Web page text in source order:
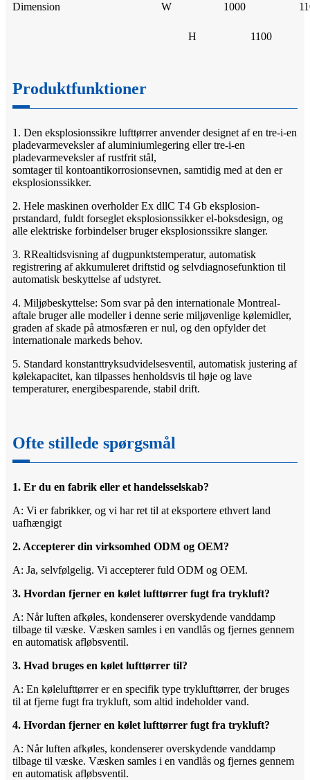
Dimension W 1000
H 1100
Produktfunktioner
1. Den eksplosionssikre lufttørrer anvender designet af en tre-i-en
pladevarmeveksler af aluminiumlegering eller tre-i-en
pladevarmeveksler af rustfrit stål,
somtager til kontoantikorrosionsevnen, samtidig med at den er
eksplosionssikker.
2. Hele maskinen overholder Ex dllC T4 Gb eksplosion-
prstandard, fuldt forseglet eksplosionssikker el-boksdesign, og
alle elektriske forbindelser bruger eksplosionssikre slanger.
3. RRealtidsvisning af dugpunktstemperatur, automatisk
registrering af akkumuleret driftstid og selvdiagnosefunktion til
automatisk beskyttelse af udstyret.
4. Miljøbeskyttelse: Som svar på den internationale Montreal-
aftale bruger alle modeller i denne serie miljøvenlige kølemidler,
graden af ​​​​skade på atmosfæren er nul, og den opfylder det
internationale markeds behov.
5. Standard konstanttryksudvidelsesventil, automatisk justering af
kølekapacitet, kan tilpasses henholdsvis til høje og lave
temperaturer, energibesparende, stabil drift.
Ofte stillede spørgsmål
1. Er du en fabrik eller et handelsselskab?
A: Vi er fabrikker, og vi har ret til at eksportere ethvert land
uafhængigt
2. Accepterer din virksomhed ODM og OEM?
A: Ja, selvfølgelig. Vi accepterer fuld ODM og OEM.
3. Hvordan fjerner en kølet lufttørrer fugt fra trykluft?
A: Når luften afkøles, kondenserer overskydende vanddamp
tilbage til væske. Væsken samles i en vandlås og fjernes gennem
en automatisk afløbsventil.
3. Hvad bruges en kølet lufttørrer til?
A: En kølelufttørrer er en specifik type tryklufttørrer, der bruges
til at fjerne fugt fra trykluft, som altid indeholder vand.
4. Hvordan fjerner en kølet lufttørrer fugt fra trykluft?
A: Når luften afkøles, kondenserer overskydende vanddamp
tilbage til væske. Væsken samles i en vandlås og fjernes gennem
en automatisk afløbsventil.